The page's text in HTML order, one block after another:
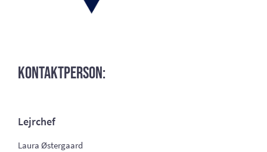
Kontaktperson:
Lejrchef
Laura Østergaard